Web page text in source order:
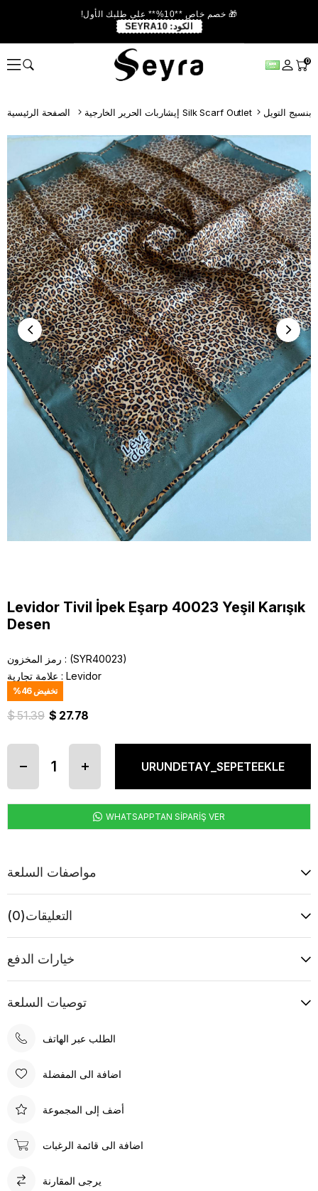
🎁 خصم خاص **10%** على طلبك الأول!
الكود: SEYRA10
0
إيشاربات الحرير الخارجية Silk Scarf Outlet بنسيج التويل
Levidor Tivil İpek Eşarp 40023 Yeşil Karışık
Desen
رمز المخزون
(SYR40023)
علامة تجارية : Levidor
%46تخفيض
$ 51.39 $ 27.78
WHATSAPPTAN SİPARİŞ VER
مواصفات السلعة
التعليقات(0)
خيارات الدفع
توصيات السلعة
الطلب عبر الهاتف
اضافة الى المفضلة
أضف إلى المجموعة
اضافة الى قائمة الرغبات
يرجى المقارنة